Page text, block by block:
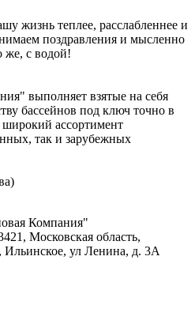
жизнь теплее, расслабленнее и
поздравления и мысленно
же, с водой!
выполняет взятые на себя
бассейнов под ключ точно в
широкий ассортимент
так и зарубежных
Компания"
, Московская область,
, Ильинское, ул Ленина, д. 3А